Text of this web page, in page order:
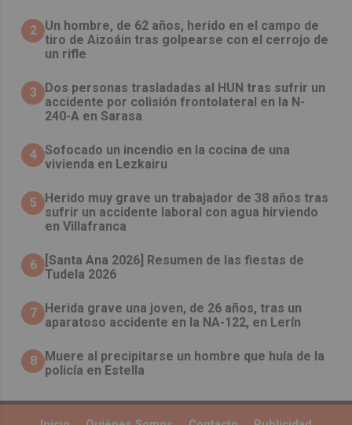
2 Un hombre, de 62 años, herido en el campo de
tiro de Aizoáin tras golpearse con el cerrojo de
un rifle
3
​Dos personas trasladadas al HUN tras sufrir un
accidente por colisión frontolateral en la N-
240-A en Sarasa
4 Sofocado un incendio en la cocina de una
vivienda en Lezkairu
5
Herido muy grave un trabajador de 38 años tras
sufrir un accidente laboral con agua hirviendo
en Villafranca
6
[Santa Ana 2026] Resumen de las fiestas de
Tudela 2026
7 Herida grave una joven, de 26 años, tras un
aparatoso accidente en la NA-122, en Lerín
8 Muere al precipitarse un hombre que huía de la
policía en Estella